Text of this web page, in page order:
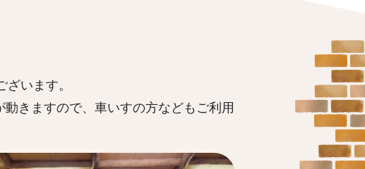
います。
きますので、車いすの方などもご利用